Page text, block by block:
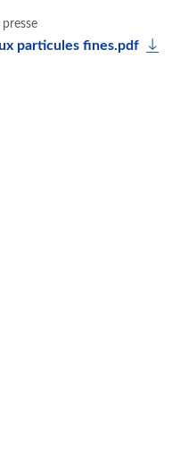
particules fines.pdf